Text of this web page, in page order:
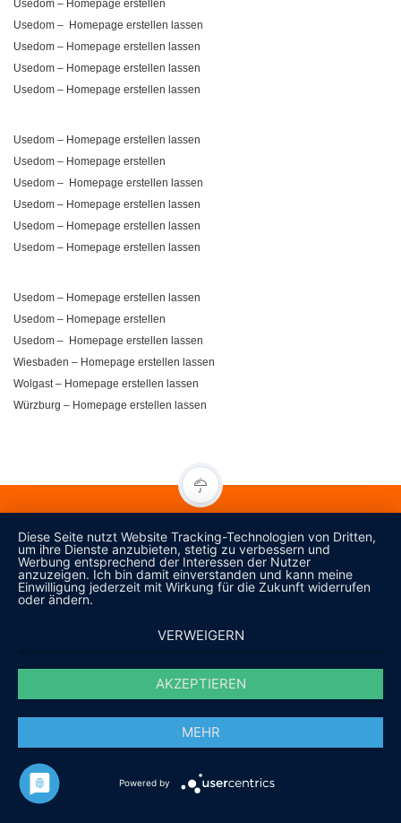
Usedom – Homepage erstellen
Usedom – Homepage erstellen lassen
Usedom – Homepage erstellen lassen
Usedom – Homepage erstellen lassen
Usedom – Homepage erstellen lassen
Usedom – Homepage erstellen lassen
Usedom – Homepage erstellen
Usedom – Homepage erstellen lassen
Usedom – Homepage erstellen lassen
Usedom – Homepage erstellen lassen
Usedom – Homepage erstellen lassen
Usedom – Homepage erstellen lassen
Usedom – Homepage erstellen
Usedom – Homepage erstellen lassen
Wiesbaden – Homepage erstellen lassen
Wolgast – Homepage erstellen lassen
Würzburg – Homepage erstellen lassen
Lassen Sie sich ein unverbindliches Angebot erstellen
ANGEBOT ANFORDERN
Diese Seite nutzt Website Tracking-Technologien von Dritten,
um ihre Dienste anzubieten, stetig zu verbessern und
Werbung entsprechend der Interessen der Nutzer
anzuzeigen. Ich bin damit einverstanden und kann meine
Einwilligung jederzeit mit Wirkung für die Zukunft widerrufen
oder ändern.
VERWEIGERN
AKZEPTIEREN
MEHR
Powered by